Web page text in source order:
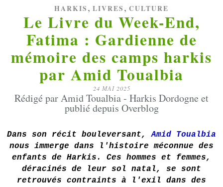
HARKIS , LIVRES , CULTURE
Le Livre du Week-End,
Fatima : Gardienne de
mémoire des camps harkis
par Amid Toualbia
24 MAI 2025
Rédigé par Amid Toualbia - Harkis Dordogne et
publié depuis Overblog
Dans son récit bouleversant,Amid Toualbia
nous immerge dans l'histoire méconnue des
enfants de Harkis. Ces hommes et femmes,
déracinés de leur sol natal, se sont
retrouvés contraints à l'exil dans des